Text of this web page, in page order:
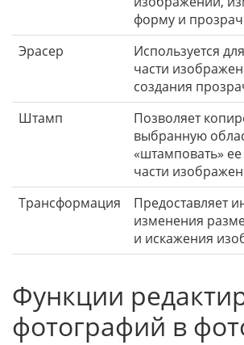
форму и
Эрасер
Используется
части
создания
Штамп
Позволяет
выбранную
«штамповать»
части
Трансформация
Предоставляет
изменения
и искажения
Функции
фотографий в